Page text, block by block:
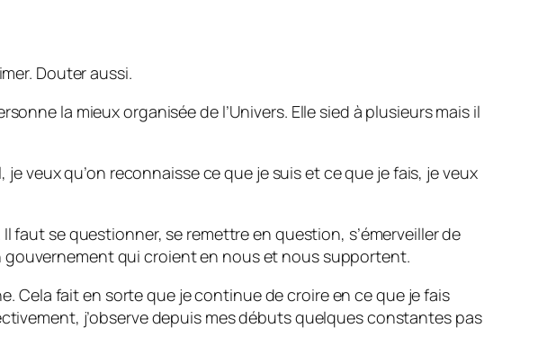
Douter aussi.
la mieux organisée de l’Univers. Elle sied à plusieurs mais il
veux qu’on reconnaisse ce que je suis et ce que je fais, je veux
faut se questionner, se remettre en question, s’émerveiller de
qui croient en nous et nous supportent.
Cela fait en sorte que je continue de croire en ce que je fais
j’observe depuis mes débuts quelques constantes pas